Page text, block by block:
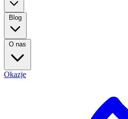
Blog
O nas
Okazje